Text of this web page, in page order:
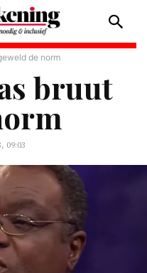
de norm
bruut
09:03